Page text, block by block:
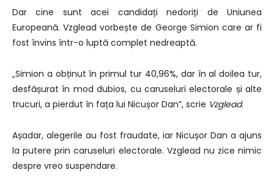
Dar cine sunt acei candidați nedoriți de Uniunea
Europeană. Vzglead vorbește de George Simion care ar fi
fost învins într-o luptă complet nedreaptă.
„Simion a obținut în primul tur 40,96%, dar în al doilea tur,
desfășurat în mod dubios, cu caruseluri electorale și alte
trucuri, a pierdut în fața lui Nicușor Dan”, scrie Vzglead.
Așadar, alegerile au fost fraudate, iar Nicușor Dan a ajuns
la putere prin caruseluri electorale. Vzglead nu zice nimic
despre vreo suspendare.